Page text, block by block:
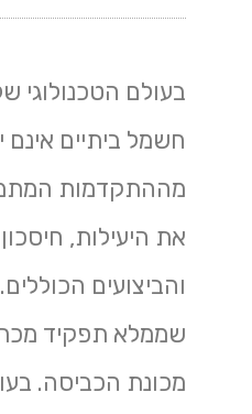
בעולם הטכנולוגי
חשמל ביתיים אינם
מההתקדמות
את היעילות,
והביצועים
שממלא תפקיד
מכונת הכביסה.